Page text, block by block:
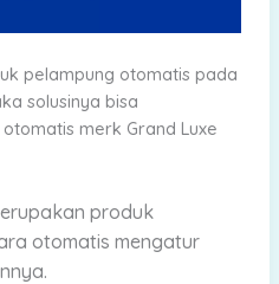
pelampung otomatis pada
solusinya bisa
merk Grand Luxe
produk
otomatis mengatur